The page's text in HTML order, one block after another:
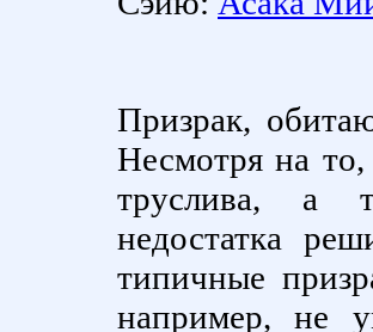
Призрак,
Несмотря на
труслива, а
недостатка
типичные
например, не